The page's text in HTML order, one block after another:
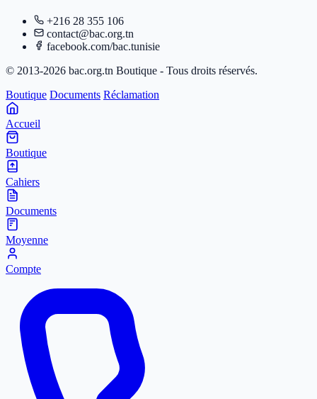
+216 28 355 106
contact@bac.org.tn
facebook.com/bac.tunisie
© 2013-2026 bac.org.tn Boutique - Tous droits réservés.
Boutique Documents Réclamation
Accueil
Boutique
Cahiers
Documents
Moyenne
Compte